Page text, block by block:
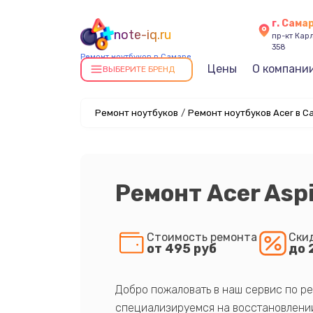
note-iq.ru
Ремонт ноутбуков в Самаре
г.
пр-кт
358
ВЫБЕРИТЕ БРЕНД Цены О
Ремонт ноутбуков / Ремонт ноутбуков Acer в
Ремонт Acer
Стоимость ремонта
от 495 руб до
Добро пожаловать в наш сервис по
специализируемся на